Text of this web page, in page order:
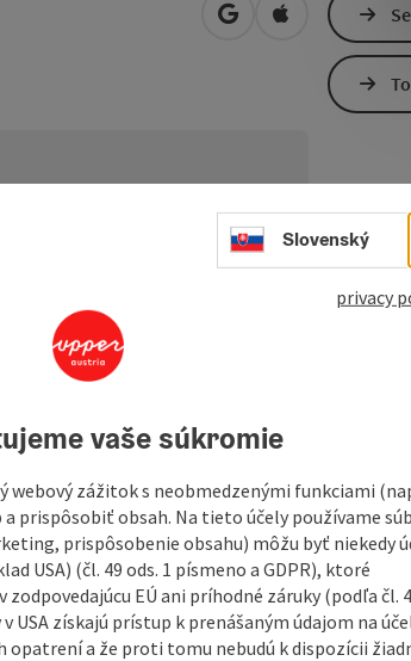
open in Google Maps
Open in Apple
There is no signposting
and use it conveniently on
brewing town of Freistadt
of the 2019 Tour of Austria to
Freistadt. After a long descent,
mostly with a slight gradient. At
you cycle back to the
Slovenský
privacy
vaše súkromie
webový zážitok s neobmedzenými funkciami
prispôsobiť obsah. Na tieto účely používame
prispôsobenie obsahu) môžu byť niekedy
USA) (čl. 49 ods. 1 písmeno a GDPR), ktoré
EÚ ani príhodné záruky (podľa čl.
USA získajú prístup k prenášaným údajom na
a že proti tomu nebudú k dispozícii